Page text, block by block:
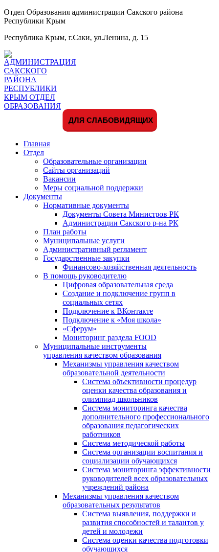
Отдел Образования администрации Сакского района
Республики Крым
Республика Крым, г.Саки, ул.Ленина, д. 15
ДЛЯ СЛАБОВИДЯЩИХ
Главная
Отдел
Образовательные организации
Сайты организаций
Вакансии
Меры социальной поддержки
Документы
Нормативные документы
Документы Совета Министров РК
Администрации Сакского р-на РК
План работы
Муниципальные услуги
Административный регламент
Государственные закупки
Финансово-хозяйственная деятельность
В помощь руководителю
Цифровая образовательная среда
Создание и подключение групп в
социальных сетях
Подключение к ВКонтакте
Подключение к «Моя школа»
«Сферум»
Мониторинг раздела FOOD
Муниципальные инструменты
управления качеством образования
Механизмы управления качеством
образовательной деятельности
Система объективности процедур
оценки качества образования и
олимпиад школьников
Система мониторинга качества
дополнительного профессионального
образования педагогических
работников
Система методической работы
Система организации воспитания и
социализации обучающихся
Система мониторинга эффективности
руководителей всех образовательных
учреждений района
Механизмы управления качеством
образовательных результатов
Система выявления, поддержки и
развития способностей и талантов у
детей и молодежи
Система оценки качества подготовки
обучающихся